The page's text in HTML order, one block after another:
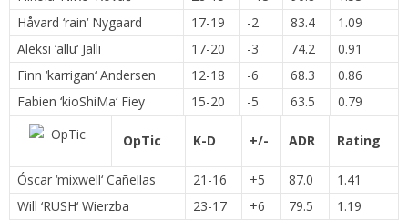
Håvard ‘rain‘ Nygaard 17-19 -2 83.4
1.09
Aleksi ‘allu‘ Jalli 17-20 -3 74.2
0.91
Finn ‘karrigan‘ Andersen 12-18 -6 68.3
0.86
Fabien ‘kioShiMa‘ Fiey 15-20 -5 63.5 0.79
OpTic K-D +/- ADR Rating
Óscar ‘mixwell‘ Cañellas 21-16 +5 87.0
1.41
Will ‘RUSH‘ Wierzba 23-17 +6 79.5
1.19